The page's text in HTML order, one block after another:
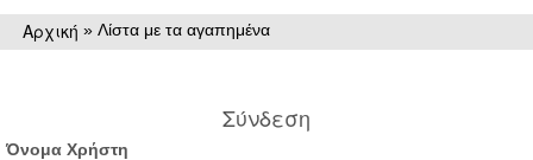
Αρχική » Λίστα με τα αγαπημένα
Σύνδεση
Όνομα Χρήστη